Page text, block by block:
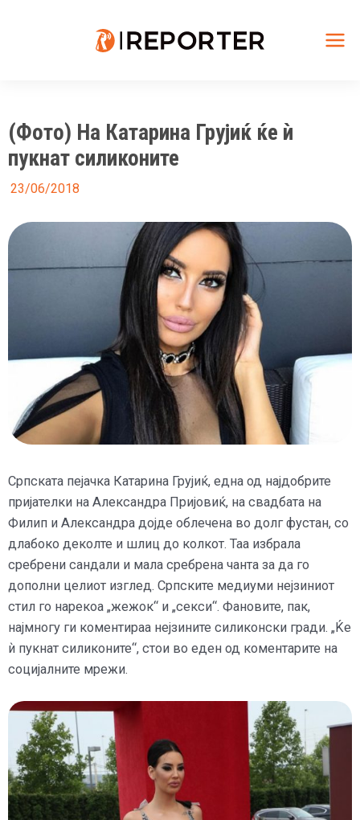
(Фото) На Катарина Грујиќ ќе ѝ
пукнат силиконите
23/06/2018
Српската пејачка Катарина Грујиќ, една од најдобрите
пријателки на Александра Пријовиќ, на свадбата на
Филип и Александра дојде облечена во долг фустан, со
длабоко деколте и шлиц до колкот. Таа избрала
сребрени сандали и мала сребрена чанта за да го
дополни целиот изглед. Српските медиуми нејзиниот
стил го нарекоа „жежок“ и „секси“. Фановите, пак,
најмногу ги коментираа нејзините силиконски гради. „Ќе
ѝ пукнат силиконите“, стои во еден од коментарите на
социјалните мрежи.